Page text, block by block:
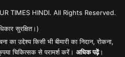
TIMES HINDI. All Rights Reserved.
सुरक्षित।)
का उद्देश्य किसी भी बीमारी का निदान, रोकना,
चिकित्सक से परामर्श करें। अधिक पढ़ें।